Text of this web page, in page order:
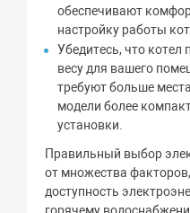
обеспечивают
настройку работы
Убедитесь, что котел
весу для вашего
требуют больше
модели более
установки.
Правильный выбор
от множества
доступность